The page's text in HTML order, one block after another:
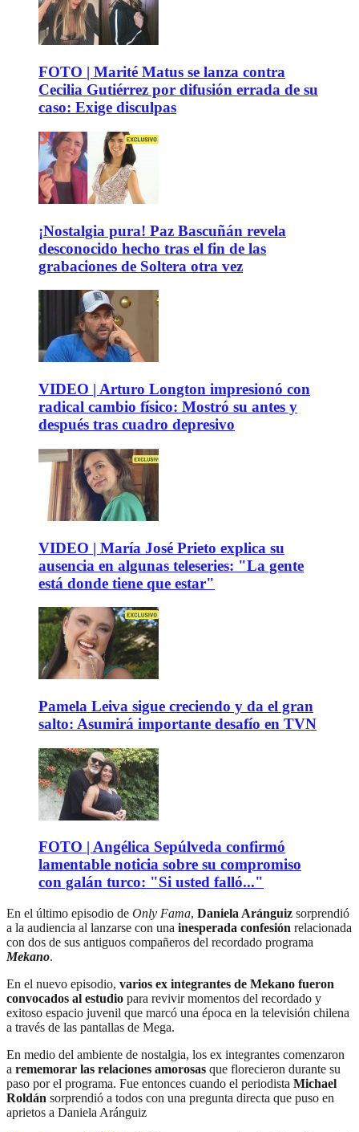
FOTO | Marité Matus se lanza contra
Cecilia Gutiérrez por difusión errada de su
caso: Exige disculpas
¡Nostalgia pura! Paz Bascuñán revela
desconocido hecho tras el fin de las
grabaciones de Soltera otra vez
VIDEO | Arturo Longton impresionó con
radical cambio físico: Mostró su antes y
después tras cuadro depresivo
VIDEO | María José Prieto explica su
ausencia en algunas teleseries: "La gente
está donde tiene que estar"
Pamela Leiva sigue creciendo y da el gran
salto: Asumirá importante desafío en TVN
FOTO | Angélica Sepúlveda confirmó
lamentable noticia sobre su compromiso
con galán turco: "Si usted falló..."
En el último episodio de Only Fama, Daniela Aránguiz sorprendió
a la audiencia al lanzarse con una inesperada confesión relacionada
con dos de sus antiguos compañeros del recordado programa
Mekano.
En el nuevo episodio, varios ex integrantes de Mekano fueron
convocados al estudio para revivir momentos del recordado y
exitoso espacio juvenil que marcó una época en la televisión chilena
a través de las pantallas de Mega.
En medio del ambiente de nostalgia, los ex integrantes comenzaron
a rememorar las relaciones amorosas que florecieron durante su
paso por el programa. Fue entonces cuando el periodista Michael
Roldán sorprendió a todos con una pregunta directa que puso en
aprietos a Daniela Aránguiz